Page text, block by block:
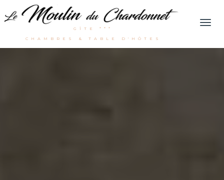
GÎTE ***
CHAMBRES & TABLE D'HÔTES